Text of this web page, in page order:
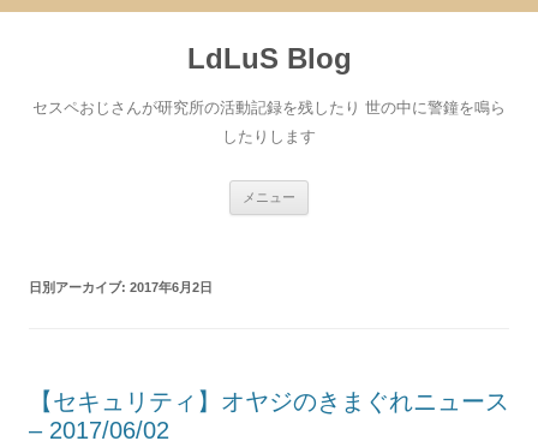
へ
ス
LdLuS Blog
セスペおじさんが研究所の活動記録を残したり 世の中に警鐘を鳴ら
したりします
メニュー
日別アーカイブ: 2017年6月2日
【セキュリティ】オヤジのきまぐれニュース
– 2017/06/02